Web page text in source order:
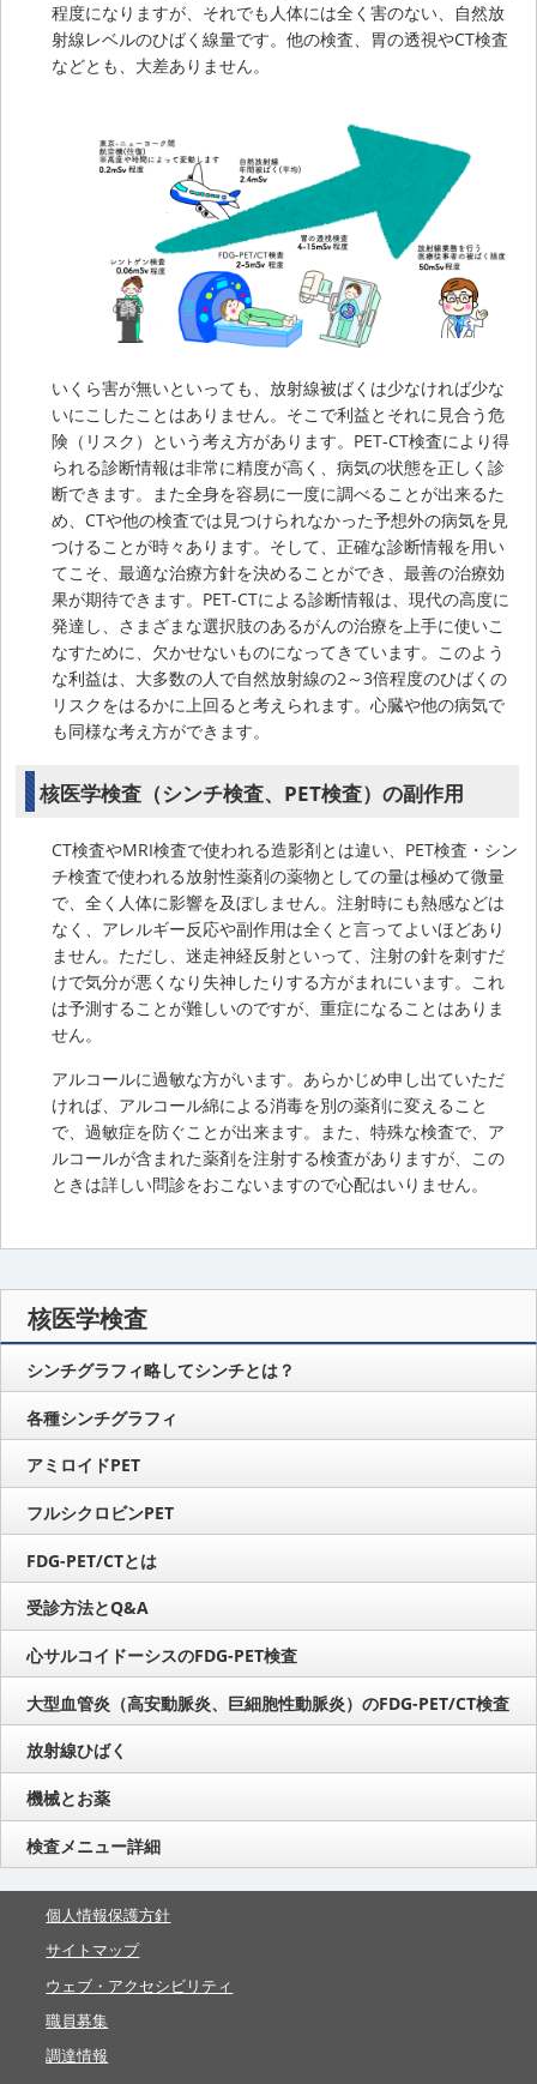
程度になりますが、それでも人体には全く害のない、自然放
射線レベルのひばく線量です。他の検査、胃の透視やCT検査
などとも、大差ありません。
いくら害が無いといっても、放射線被ばくは少なければ少な
いにこしたことはありません。そこで利益とそれに見合う危
険（リスク）という考え方があります。PET-CT検査により得
られる診断情報は非常に精度が高く、病気の状態を正しく診
断できます。また全身を容易に一度に調べることが出来るた
め、CTや他の検査では見つけられなかった予想外の病気を見
つけることが時々あります。そして、正確な診断情報を用い
てこそ、最適な治療方針を決めることができ、最善の治療効
果が期待できます。PET-CTによる診断情報は、現代の高度に
発達し、さまざまな選択肢のあるがんの治療を上手に使いこ
なすために、欠かせないものになってきています。このよう
な利益は、大多数の人で自然放射線の2～3倍程度のひばくの
リスクをはるかに上回ると考えられます。心臓や他の病気で
も同様な考え方ができます。
核医学検査（シンチ検査、PET検査）の副作用
CT検査やMRI検査で使われる造影剤とは違い、PET検査・シン
チ検査で使われる放射性薬剤の薬物としての量は極めて微量
で、全く人体に影響を及ぼしません。注射時にも熱感などは
なく、アレルギー反応や副作用は全くと言ってよいほどあり
ません。ただし、迷走神経反射といって、注射の針を刺すだ
けで気分が悪くなり失神したりする方がまれにいます。これ
は予測することが難しいのですが、重症になることはありま
せん。
アルコールに過敏な方がいます。あらかじめ申し出ていただ
ければ、アルコール綿による消毒を別の薬剤に変えること
で、過敏症を防ぐことが出来ます。また、特殊な検査で、ア
ルコールが含まれた薬剤を注射する検査がありますが、この
ときは詳しい問診をおこないますので心配はいりません。
核医学検査
シンチグラフィ略してシンチとは？
各種シンチグラフィ
アミロイドPET
フルシクロビンPET
FDG-PET/CTとは
受診方法とQ&A
心サルコイドーシスのFDG-PET検査
大型血管炎（高安動脈炎、巨細胞性動脈炎）のFDG-PET/CT検査
放射線ひばく
機械とお薬
検査メニュー詳細
個人情報保護方針
サイトマップ
ウェブ・アクセシビリティ
職員募集
調達情報